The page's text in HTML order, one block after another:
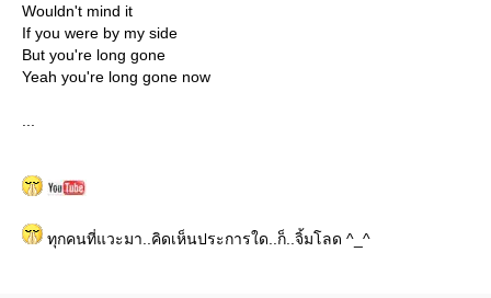
Wouldn't mind it
If you were by my side
But you're long gone
Yeah you're long gone now
ทุกคนที่แวะมา..คิดเห็นประการใด..ก็..จิ้มโลด ^_^